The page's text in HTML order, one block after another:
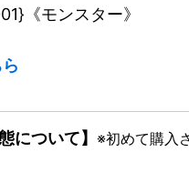
《モンスター》
について】 ※初めて購入